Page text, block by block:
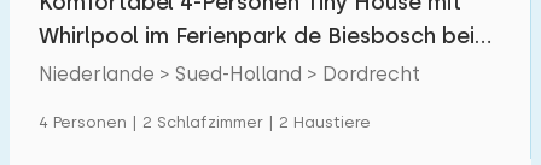
Whirlpool im Ferienpark de Biesbosch bei
Dordrecht
Niederlande > Sued-Holland > Dordrecht
4 Personen | 2 Schlafzimmer | 2 Haustiere